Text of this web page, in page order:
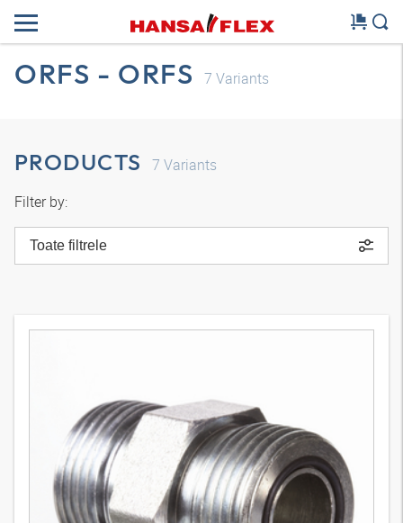
ORFS - ORFS 7 Variants
PRODUCTS 7 Variants
Filter by:
Toate filtrele